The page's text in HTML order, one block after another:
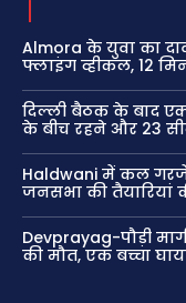
Almora के युवा का
फ्लाइंग व्हीकल, 12
दिल्ली बैठक के बाद
के बीच रहने और 23
Haldwani में कल
जनसभा की तैयारियां
Devprayag-पौड़ी
की मौत, एक बच्चा